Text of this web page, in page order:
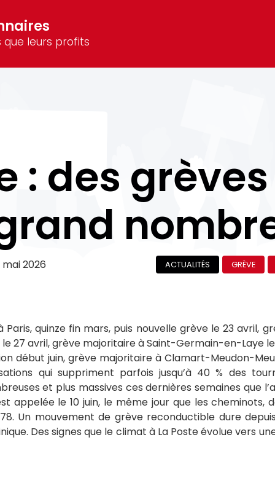
que leurs profits
: des
mai 2026 ACTUALITÉS GRÈVE
Paris, quinze fin mars, puis nouvelle grève le 23 avril,
le 27 avril, grève majoritaire à Saint-Germain-en-Laye
début juin, grève majoritaire à Clamart-Meudon-
qui suppriment parfois jusqu’à 40 % des
et plus massives ces dernières semaines que
appelée le 10 juin, le même jour que les cheminots,
Un mouvement de grève reconductible dure
Des signes que le climat à La Poste évolue vers